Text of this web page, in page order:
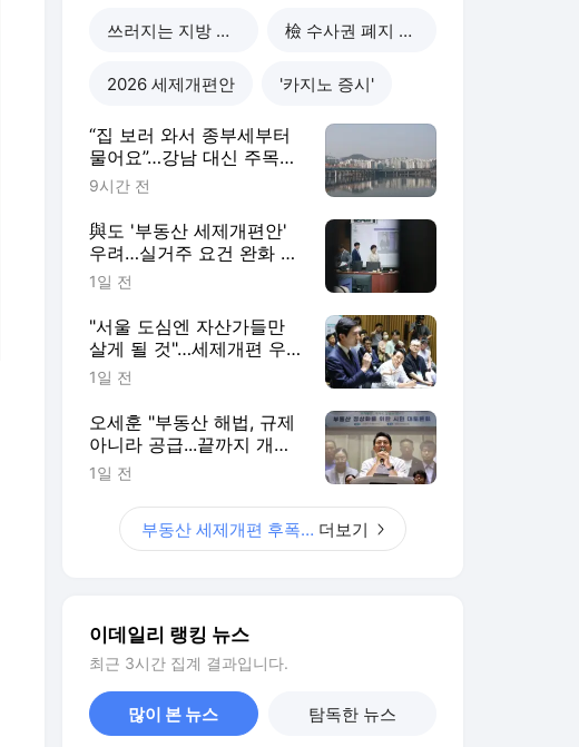
쓰러지는 지방 부동산 檢 수사권 폐지 후폭풍
2026 세제개편안 '카지노 증시'
“집 보러 와서 종부세부터
물어요”…강남 대신 주목받
는 ‘강·양·영·동’
9시간 전
與도 '부동산 세제개편안'
우려…실거주 요건 완화 시
사
1일 전
"서울 도심엔 자산가들만
살게 될 것"…세제개편 우
려 쏟아져
1일 전
오세훈 "부동산 해법, 규제
아니라 공급...끝까지 개선
건의할 것"
1일 전
부동산 세제개편 후폭풍 더보기
이데일리 랭킹 뉴스
최근 3시간 집계 결과입니다.
많이 본 뉴스 탐독한 뉴스